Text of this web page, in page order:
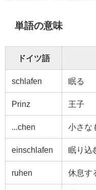
単語の意味
ドイツ語
schlafen 眠る
Prinz 王子
...chen 小さな
einschlafen 眠り込
ruhen 休息す